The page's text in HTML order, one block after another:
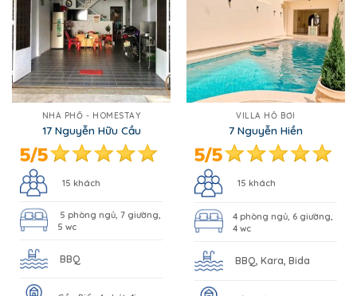
NHÀ PHỐ - HOMESTAY
17 Nguyễn Hữu Cầu
15 khách
5 phòng ngủ, 7 giường,
5 wc
BBQ
VILLA HỒ BƠI
7 Nguyễn Hiền
15 khách
4 phòng ngủ, 6 giường,
4 wc
BBQ, Kara, Bida